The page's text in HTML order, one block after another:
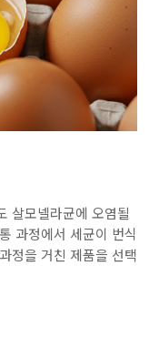
살모넬라균에 오염될
과정에서 세균이 번식
정을 거친 제품을 선택